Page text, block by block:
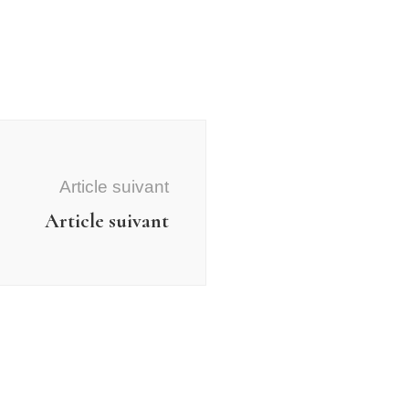
Article suivant
Article suivant